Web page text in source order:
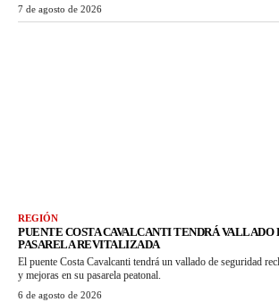
7 de agosto de 2026
REGIÓN
PUENTE COSTA CAVALCANTI TENDRÁ VALLADO
PASARELA REVITALIZADA
El puente Costa Cavalcanti tendrá un vallado de seguridad
y mejoras en su pasarela peatonal.
6 de agosto de 2026